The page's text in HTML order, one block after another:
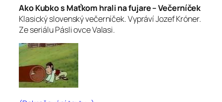
Ako Kubko s Maťkom hrali na fujare – Večerníček
Klasický slovenský večerníček. Vypráví Jozef Króner.
Ze seriálu Pásli ovce Valasi.